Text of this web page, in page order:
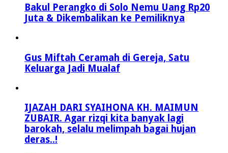
Bakul Perangko di Solo Nemu Uang Rp20
Juta & Dikembalikan ke Pemiliknya
Gus Miftah Ceramah di Gereja, Satu
Keluarga Jadi Mualaf
IJAZAH DARI SYAIHONA KH. MAIMUN
ZUBAIR. Agar rizqi kita banyak lagi
barokah, selalu melimpah bagai hujan
deras..!